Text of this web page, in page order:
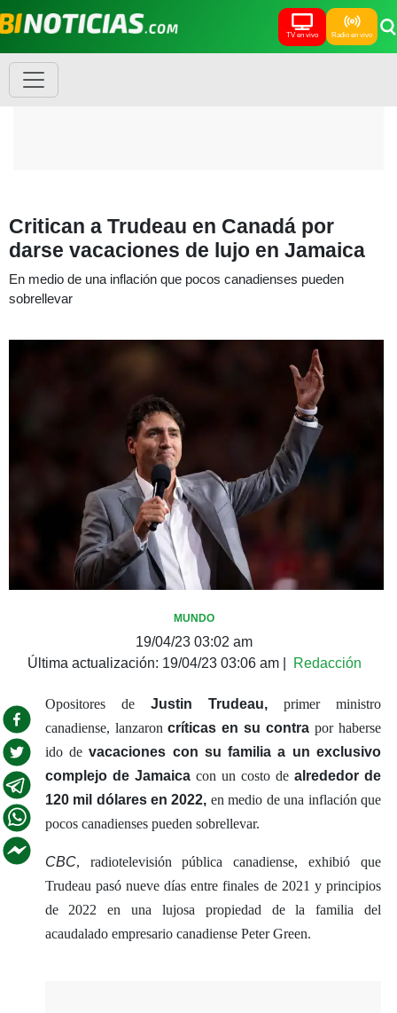
TV en vivo Radio en vivo
Critican a Trudeau en Canadá por
darse vacaciones de lujo en Jamaica
En medio de una inflación que pocos canadienses pueden
sobrellevar
MUNDO
19/04/23 03:02 am
Última actualización: 19/04/23 03:06 am| Redacción
Opositores de Justin Trudeau,primer ministro
canadiense, lanzaroncríticas en su contra por haberse
ido devacaciones con su familia a un exclusivo
complejo de Jamaicacon un costo de alrededor de
120 mil dólares en 2022, en medio de una inflación que
pocos canadienses pueden sobrellevar.
CBC, radiotelevisión pública canadiense, exhibió que
Trudeau pasó nueve días entre finales de 2021 y principios
de 2022 en una lujosa propiedad de la familia del
acaudalado empresario canadiense Peter Green.